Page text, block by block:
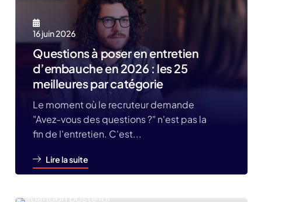
16 juin 2026
Questions à poser en entretien
d’embauche en 2026 : les 25
meilleures par catégorie
Le moment où le recruteur demande
"Avez-vous des questions ?" n'est pas la
fin de l'entretien. C'est...
Lire la suite